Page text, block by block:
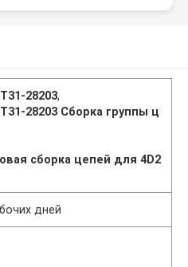
28203,
28203 Сборка группы ц
сборка цепей для 4D2
дней